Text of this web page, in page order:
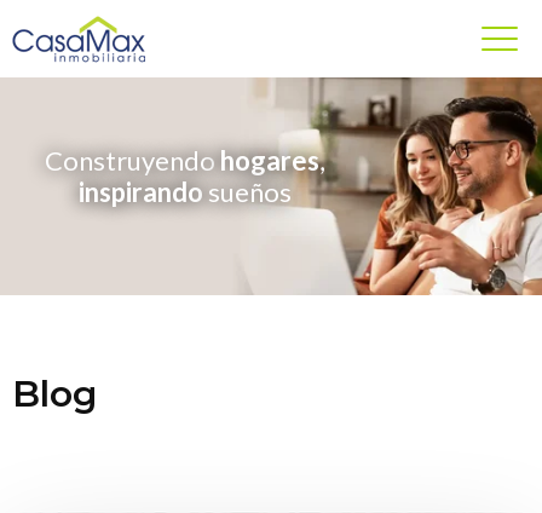
Construyendohogares,
inspirando sueños
Blog